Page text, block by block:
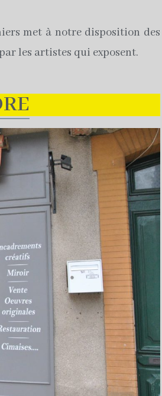
met à notre disposition des
les artistes qui exposent.